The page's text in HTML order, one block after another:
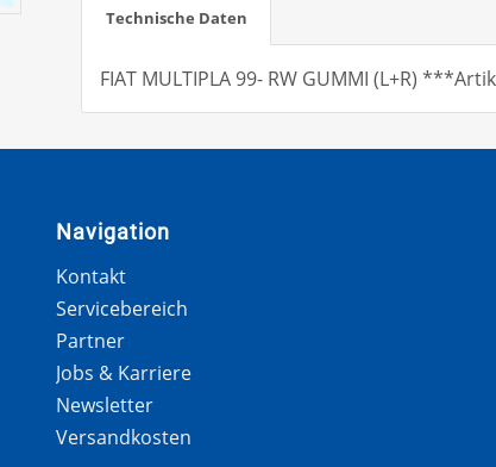
Technische Daten
FIAT MULTIPLA 99- RW GUMMI (L+R)
Navigation
Kontakt
Servicebereich
Partner
Jobs & Karriere
Newsletter
Versandkosten